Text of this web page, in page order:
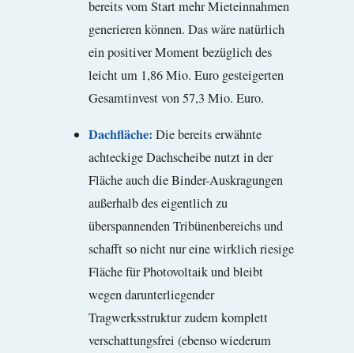
bereits vom Start mehr Mieteinnahmen
generieren können. Das wäre natürlich
ein positiver Moment bezüglich des
leicht um 1,86 Mio. Euro gesteigerten
Gesamtinvest von 57,3 Mio. Euro.
Dachfläche: Die bereits erwähnte
achteckige Dachscheibe nutzt in der
Fläche auch die Binder-Auskragungen
außerhalb des eigentlich zu
überspannenden Tribünenbereichs und
schafft so nicht nur eine wirklich riesige
Fläche für Photovoltaik und bleibt
wegen darunterliegender
Tragwerksstruktur zudem komplett
verschattungsfrei (ebenso wiederum